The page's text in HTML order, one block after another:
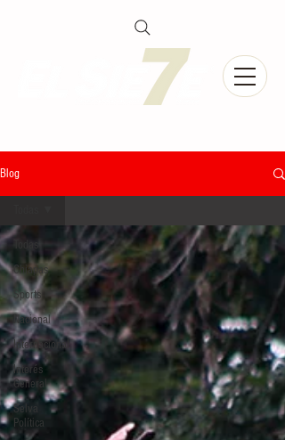
Blog
Todas
Chiapas
Sports
Nacional
Internacional
Interés
General
Selva
Política